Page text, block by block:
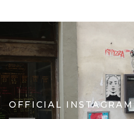
OFFICIAL INSTAGRAM